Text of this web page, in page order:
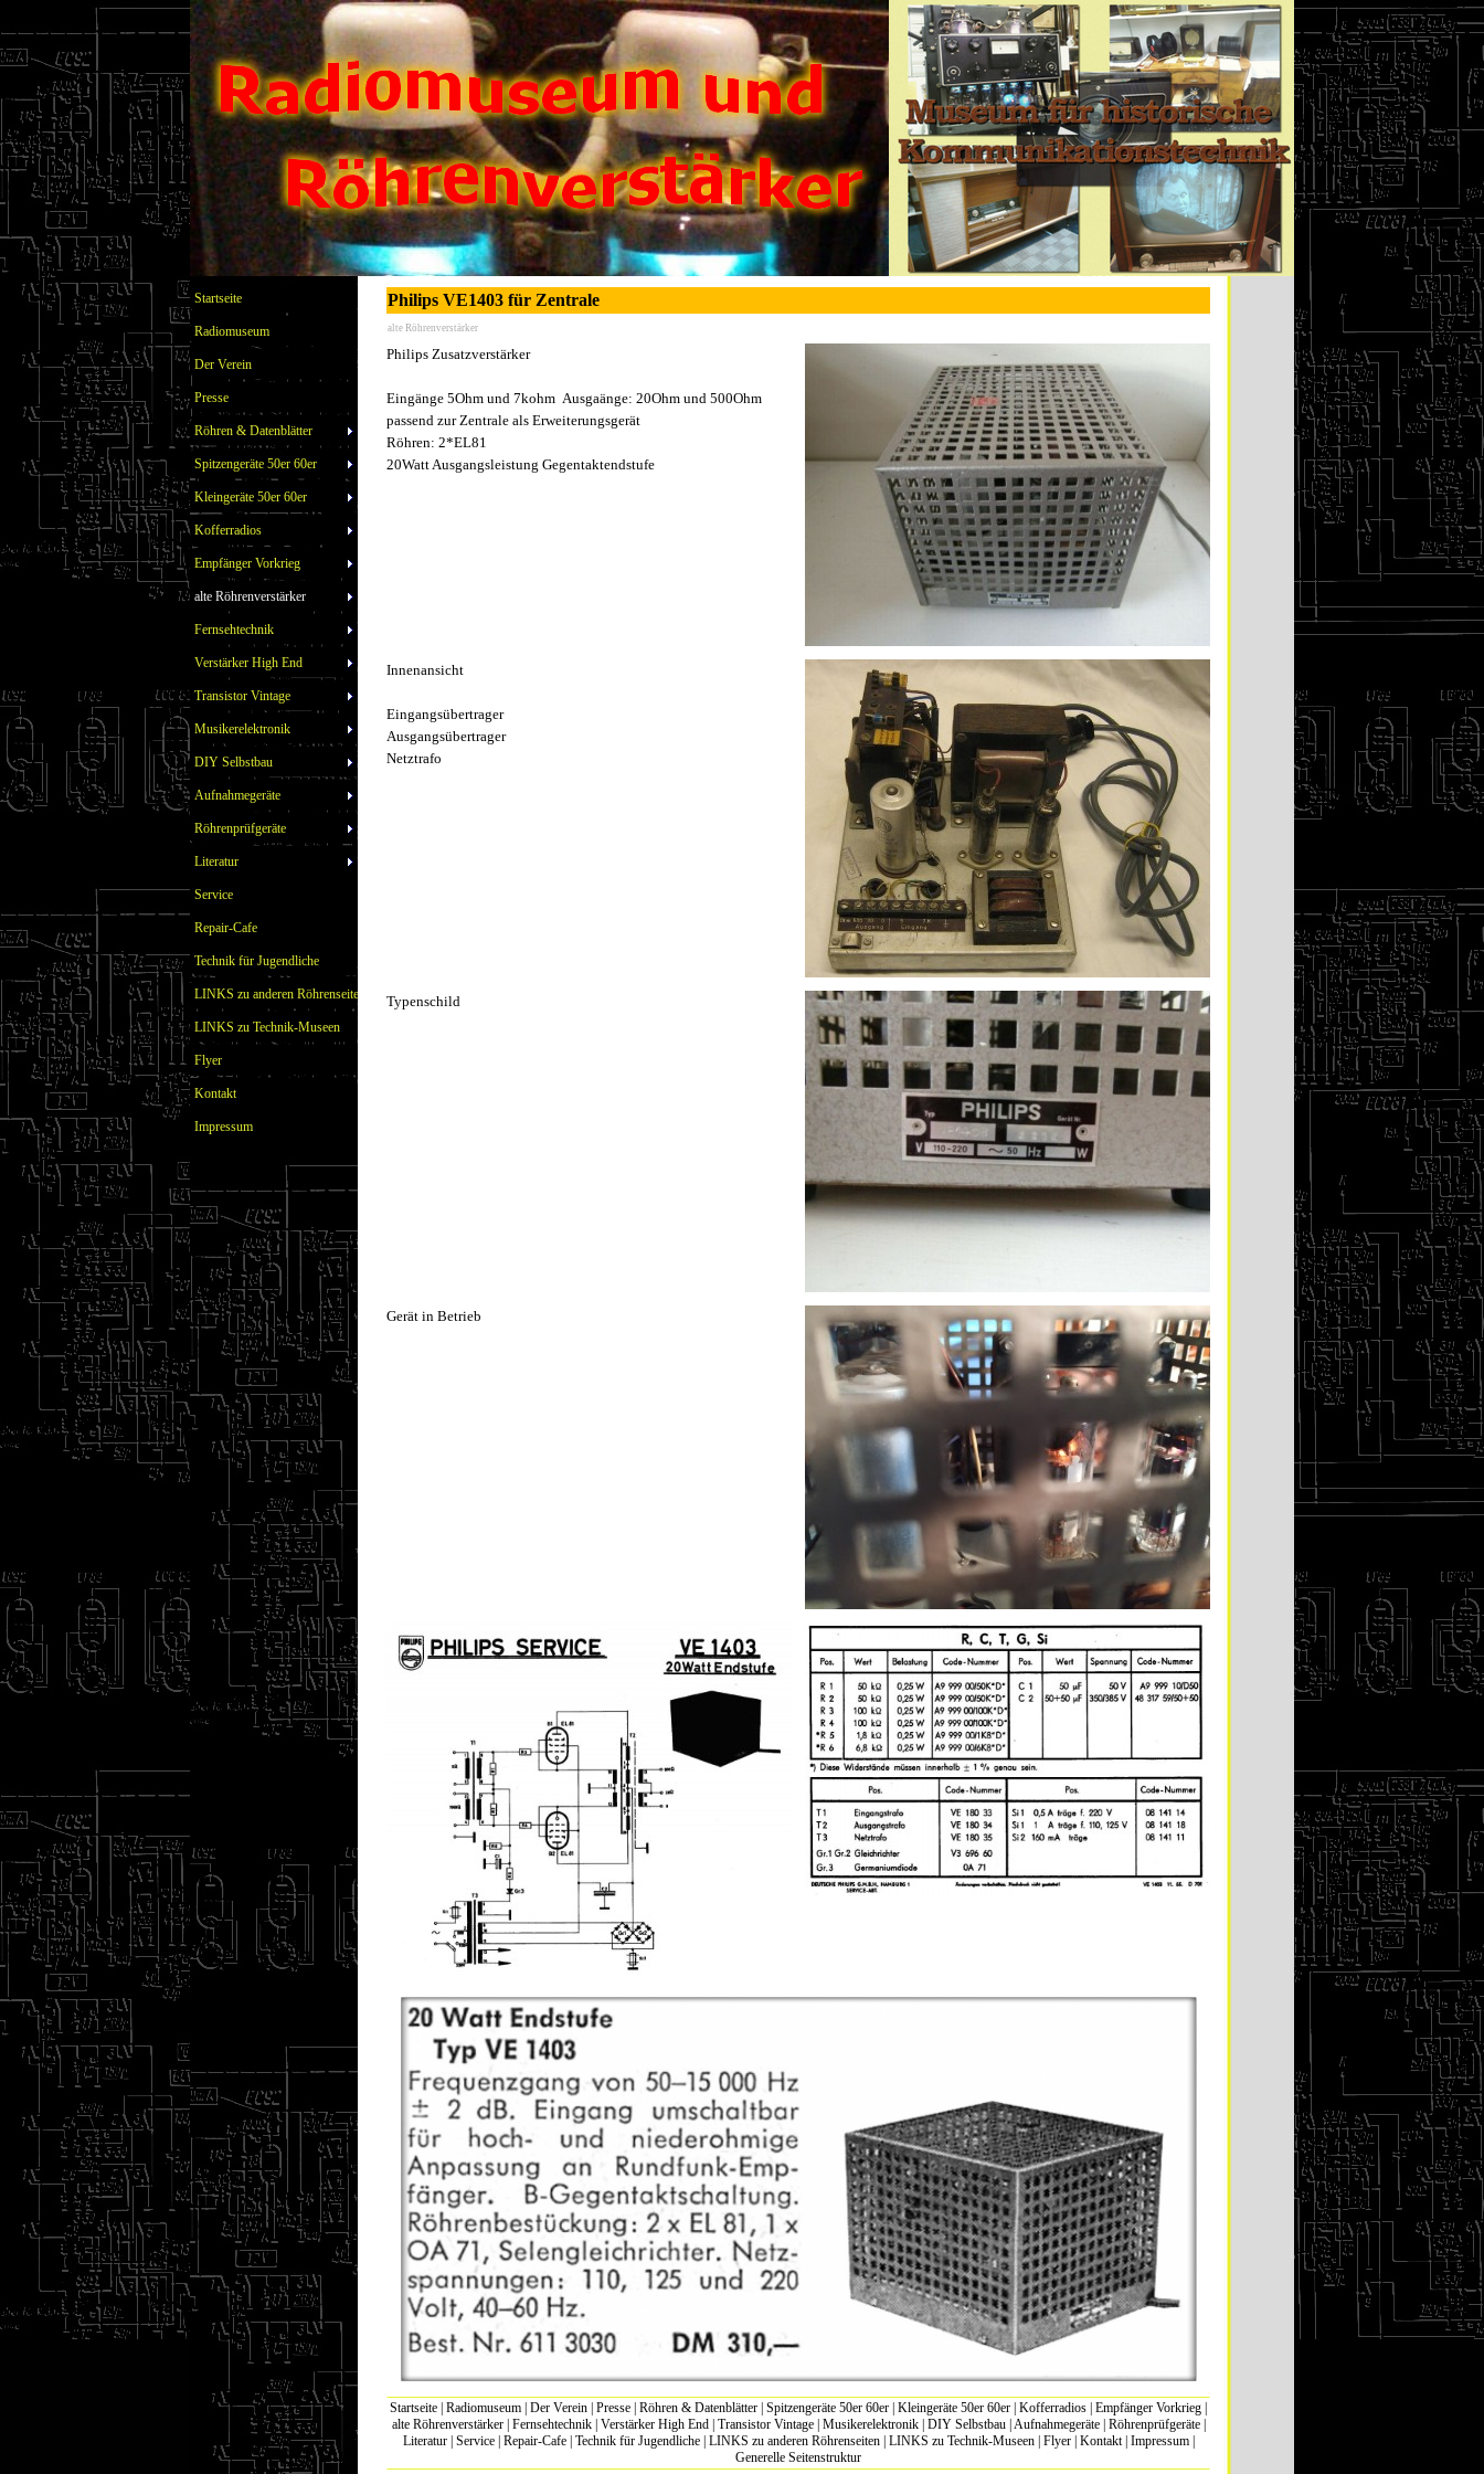
Startseite
Radiomuseum
Der Verein
Presse
Röhren & Datenblätter
Spitzengeräte 50er 60er
Kleingeräte 50er 60er
Kofferradios
Empfänger Vorkrieg
alte Röhrenverstärker
Fernsehtechnik
Verstärker High End
Transistor Vintage
Musikerelektronik
DIY Selbstbau
Aufnahmegeräte
Röhrenprüfgeräte
Literatur
Service
Repair-Cafe
Technik für Jugendliche
LINKS zu anderen Röhrenseiten
LINKS zu Technik-Museen
Flyer
Kontakt
Impressum
Philips VE1403 für Zentrale
alte Röhrenverstärker
Philips Zusatzverstärker
Eingänge 5Ohm und 7kohm Ausgaänge: 20Ohm und 500Ohm
passend zur Zentrale als Erweiterungsgerät
Röhren: 2*EL81
20Watt Ausgangsleistung Gegentaktendstufe
Innenansicht
Eingangsübertrager
Ausgangsübertrager
Netztrafo
Typenschild
Gerät in Betrieb
Startseite Radiomuseum Der Verein Presse Röhren & Datenblätter Spitzengeräte 50er 60er Kleingeräte 50er 60er Kofferradios Empfänger Vorkrieg
alte Röhrenverstärker| Fernsehtechnik| Verstärker High End| Transistor Vintage| Musikerelektronik| DIY Selbstbau| Aufnahmegeräte| Röhrenprüfgeräte|
Literatur| Service| Repair-Cafe| Technik für Jugendliche| LINKS zu anderen Röhrenseiten| LINKS zu Technik-Museen| Flyer| Kontakt| Impressum|
Generelle Seitenstruktur